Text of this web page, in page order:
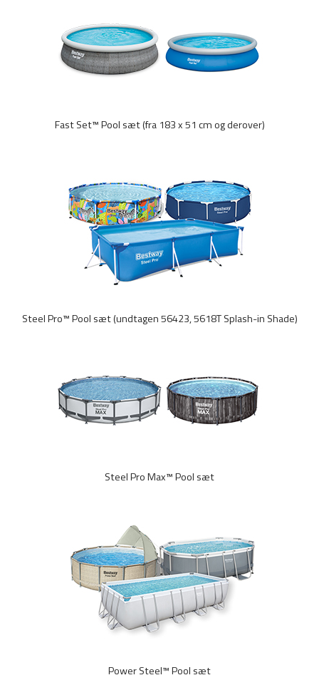
Fast Set™ Pool sæt (fra 183 x 51 cm og derover)
Steel Pro™ Pool sæt (undtagen 56423, 5618T Splash-in Shade)
Steel Pro Max™ Pool sæt
Power Steel™ Pool sæt